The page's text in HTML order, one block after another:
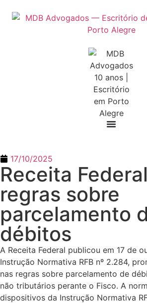
17/10/2025
Receita
regras sobre
parcelamento
débitos
A Receita Federal publicou em 17 de
Instrução Normativa RFB nº 2.284,
nas regras sobre parcelamento de
não tributários perante o Fisco. A
dispositivos da Instrução Normativa